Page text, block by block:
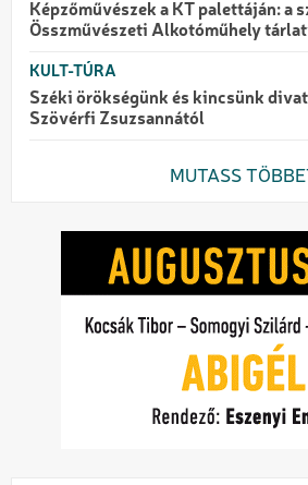
Képzőművészek a KT palettáján: a
Összművészeti Alkotóműhely
KULT-TÚRA
Széki örökségünk és kincsünk
Szövérfi Zsuzsannától
MUTASS